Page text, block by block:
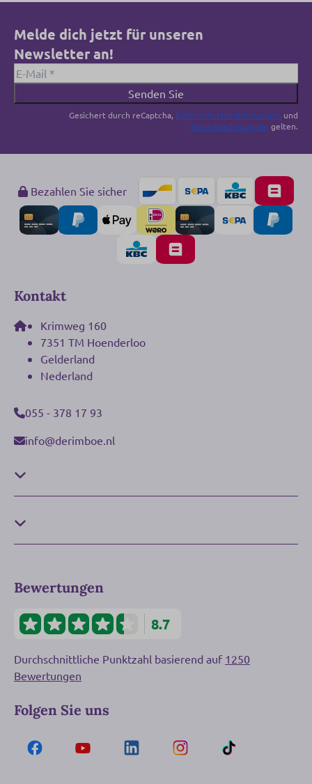
Melde dich jetzt für unseren
Newsletter an!
Senden Sie
Gesichert durch reCaptcha, Datenschutzbestimmungen und
Servicebedingungen gelten.
Bezahlen Sie sicher
Kontakt
Krimweg 160
7351 TM Hoenderloo
Gelderland
Nederland
055 - 378 17 93
info@derimboe.nl
Bewertungen
8.7
Durchschnittliche Punktzahl basierend auf 1250
Bewertungen
Folgen Sie uns